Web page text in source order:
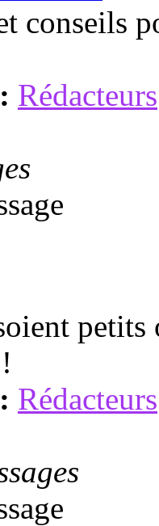
conseils
Rédacteurs
Rédacteurs